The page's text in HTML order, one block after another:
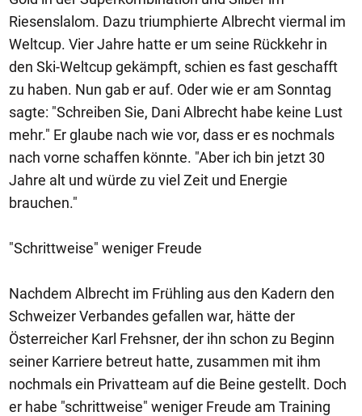
Riesenslalom. Dazu triumphierte Albrecht viermal im
Weltcup. Vier Jahre hatte er um seine Rückkehr in
den Ski-Weltcup gekämpft, schien es fast geschafft
zu haben. Nun gab er auf. Oder wie er am Sonntag
sagte: "Schreiben Sie, Dani Albrecht habe keine Lust
mehr." Er glaube nach wie vor, dass er es nochmals
nach vorne schaffen könnte. "Aber ich bin jetzt 30
Jahre alt und würde zu viel Zeit und Energie
brauchen."
"Schrittweise" weniger Freude
Nachdem Albrecht im Frühling aus den Kadern den
Schweizer Verbandes gefallen war, hätte der
Österreicher Karl Frehsner, der ihn schon zu Beginn
seiner Karriere betreut hatte, zusammen mit ihm
nochmals ein Privatteam auf die Beine gestellt. Doch
er habe "schrittweise" weniger Freude am Training